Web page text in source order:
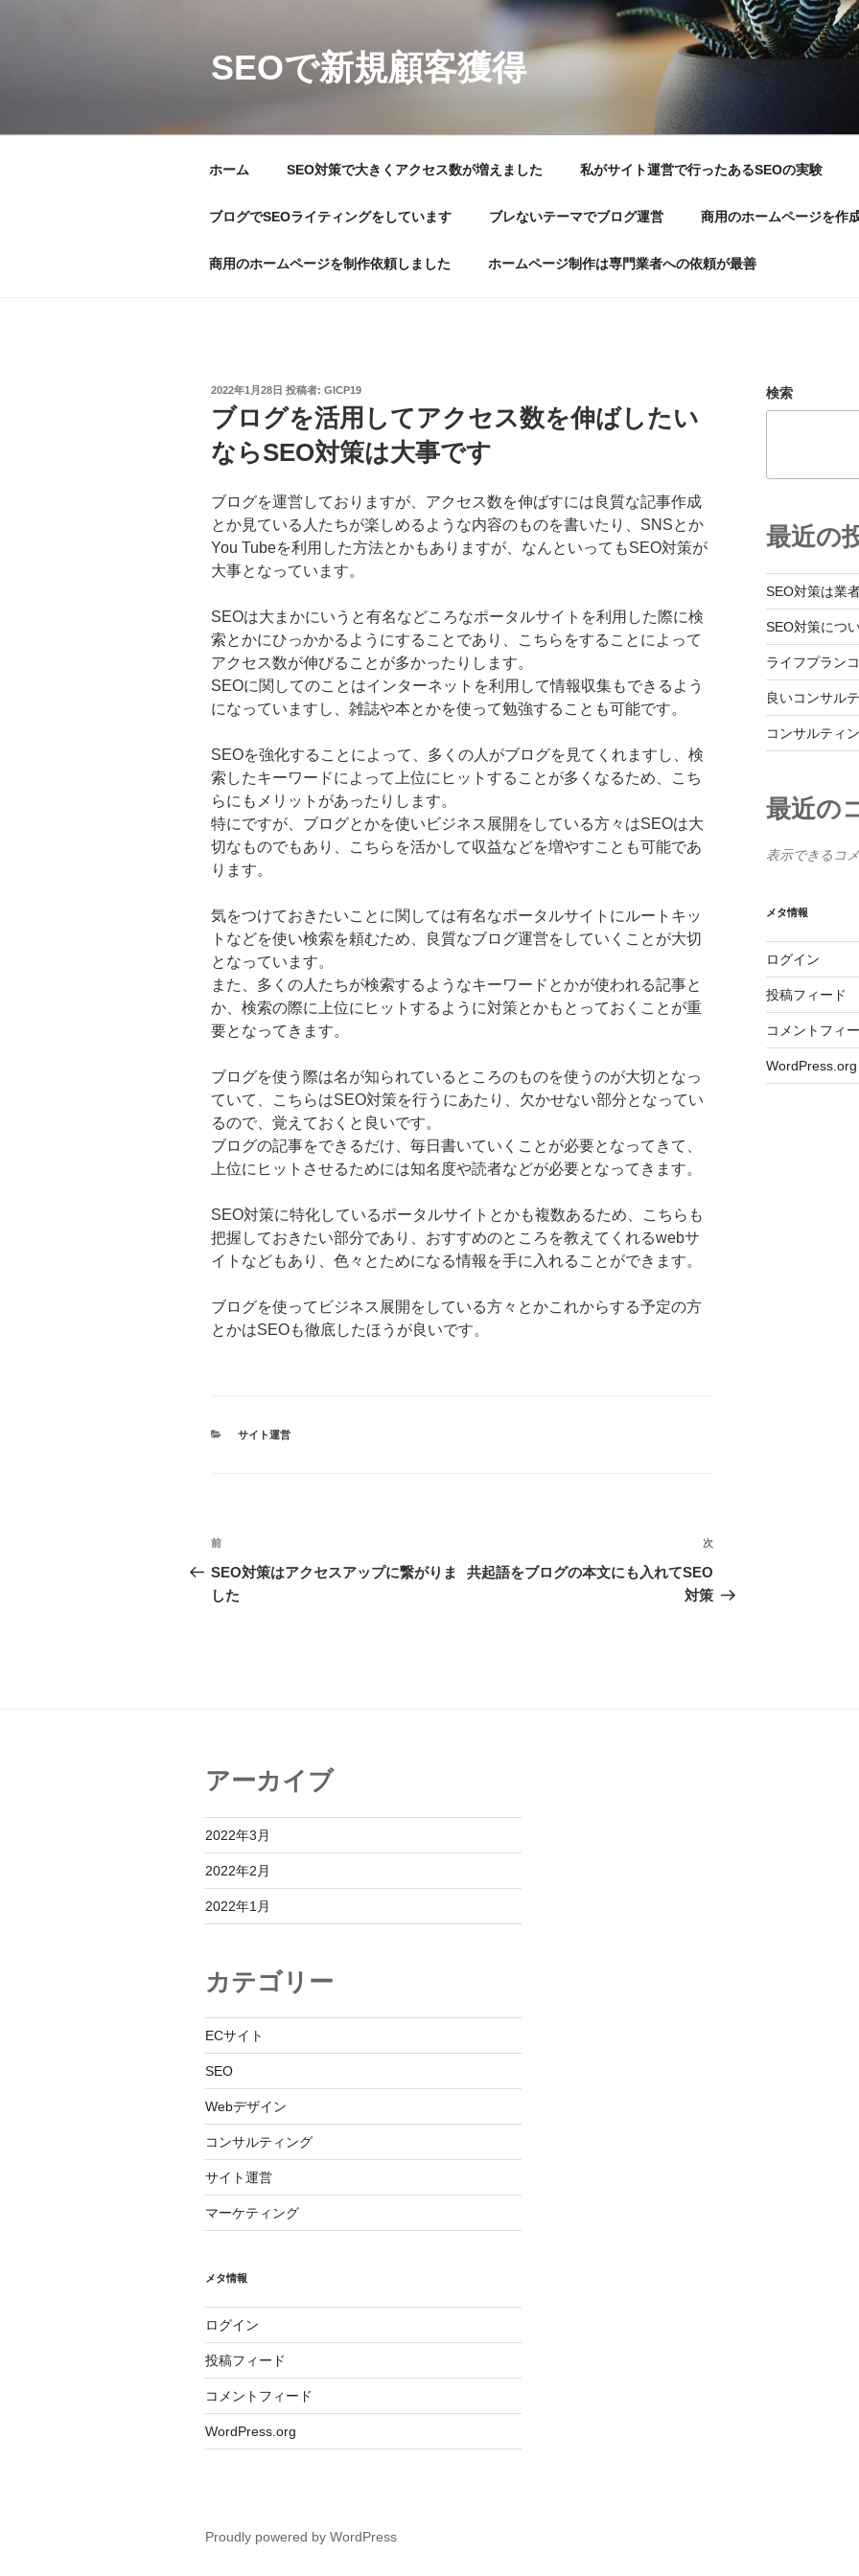
SEOで新規顧客獲得
ホーム SEO対策で大きくアクセス数が増えました 私がサイト運営で行ったあるSEOの実験
ブログでSEOライティングをしています ブレないテーマでブログ運営 商用のホームページを作
商用のホームページを制作依頼しました ホームページ制作は専門業者への依頼が最善
投
日:
2022年1月28日 投稿者: GICP19
ブログを活用してアクセス数を伸ばしたい
ならSEO対策は大事です
ブログを運営しておりますが、アクセス数を伸ばすには良質な記事作成
とか見ている人たちが楽しめるような内容のものを書いたり、SNSとか
You Tubeを利用した方法とかもありますが、なんといってもSEO対策が
大事となっています。
SEOは大まかにいうと有名などころなポータルサイトを利用した際に検
索とかにひっかかるようにすることであり、こちらをすることによって
アクセス数が伸びることが多かったりします。
SEOに関してのことはインターネットを利用して情報収集もできるよう
になっていますし、雑誌や本とかを使って勉強することも可能です。
SEOを強化することによって、多くの人がブログを見てくれますし、検
索したキーワードによって上位にヒットすることが多くなるため、こち
らにもメリットがあったりします。
特にですが、ブログとかを使いビジネス展開をしている方々はSEOは大
切なものでもあり、こちらを活かして収益などを増やすことも可能であ
ります。
気をつけておきたいことに関しては有名なポータルサイトにルートキッ
トなどを使い検索を頼むため、良質なブログ運営をしていくことが大切
となっています。
また、多くの人たちが検索するようなキーワードとかが使われる記事と
か、検索の際に上位にヒットするように対策とかもとっておくことが重
要となってきます。
ブログを使う際は名が知られているところのものを使うのが大切となっ
ていて、こちらはSEO対策を行うにあたり、欠かせない部分となってい
るので、覚えておくと良いです。
ブログの記事をできるだけ、毎日書いていくことが必要となってきて、
上位にヒットさせるためには知名度や読者などが必要となってきます。
SEO対策に特化しているポータルサイトとかも複数あるため、こちらも
把握しておきたい部分であり、おすすめのところを教えてくれるwebサ
イトなどもあり、色々とためになる情報を手に入れることができます。
ブログを使ってビジネス展開をしている方々とかこれからする予定の方
とかはSEOも徹底したほうが良いです。
カ
サイト運営
投
稿
ナ
ョ
ン
前
の
投
前
SEO対策はアクセスアップに繋がりま
した
次
投
次
共起語をブログの本文にも入れてSEO
対策
検索
最近の
SEO対策は業
SEO対策につ
ライフプラン
良いコンサル
コンサルティ
最近の
表示できるコ
メタ情報
ログイン
投稿フィード
コメントフィ
WordPress.org
アーカイブ
2022年3月
2022年2月
2022年1月
カテゴリー
ECサイト
SEO
Webデザイン
コンサルティング
サイト運営
マーケティング
メタ情報
ログイン
投稿フィード
コメントフィード
WordPress.org
Proudly powered by WordPress